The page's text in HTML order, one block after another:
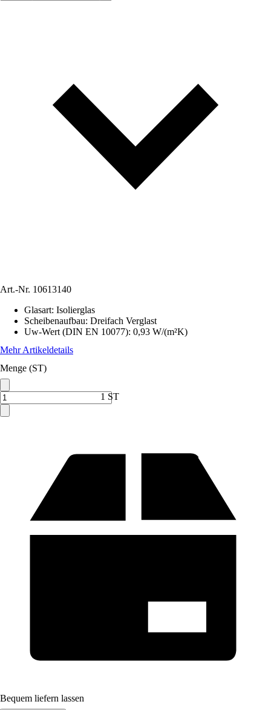
Art.-Nr. 10613140
Glasart: Isolierglas
Scheibenaufbau: Dreifach Verglast
Uw-Wert (DIN EN 10077): 0,93 W/(m²K)
Mehr Artikeldetails
Menge (ST)
1 ST
Bequem liefern lassen